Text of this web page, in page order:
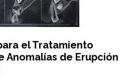
el Tratamiento
Anomalías de Erupción